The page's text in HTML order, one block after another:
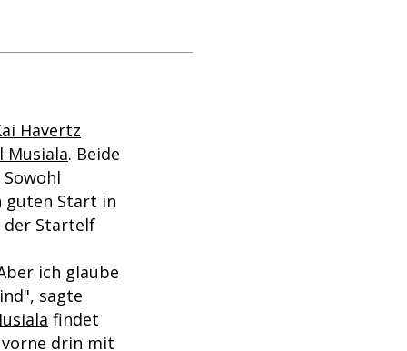
Havertz
Musiala. Beide
guten Start in
der Startelf
ich glaube
sagte
findet
vorne drin mit